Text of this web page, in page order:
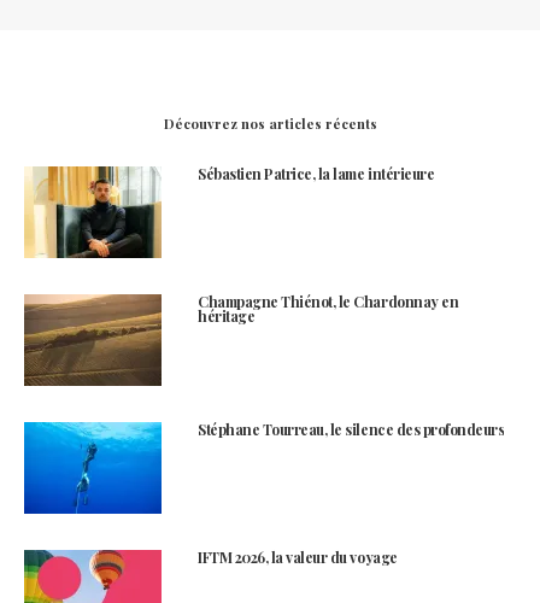
Découvrez nos articles récents
Sébastien Patrice, la lame intérieure
Champagne Thiénot, le Chardonnay en
héritage
Stéphane Tourreau, le silence des profondeurs
IFTM 2026, la valeur du voyage